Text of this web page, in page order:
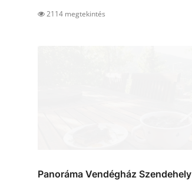
2114 megtekintés
Panoráma Vendégház Szendehely